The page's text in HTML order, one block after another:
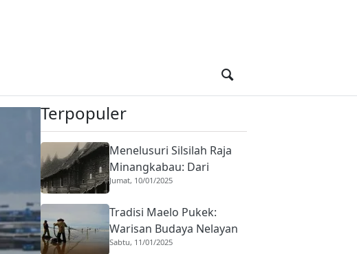
Terpopuler
Menelusuri Silsilah Raja
Minangkabau: Dari
Adityawarman Hingga Era
Jumat, 10/01/2025
Tradisi Maelo Pukek:
Warisan Budaya Nelayan
Kota Padang yang Masih
Sabtu, 11/01/2025